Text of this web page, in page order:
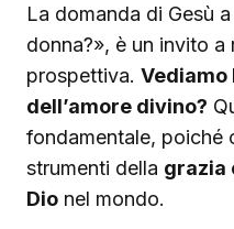
La domanda di Gesù
donna?», è un invito
prospettiva. Vediamo
dell’amore divino?
fondamentale, poiché
strumenti della grazia
Dio nel mondo.